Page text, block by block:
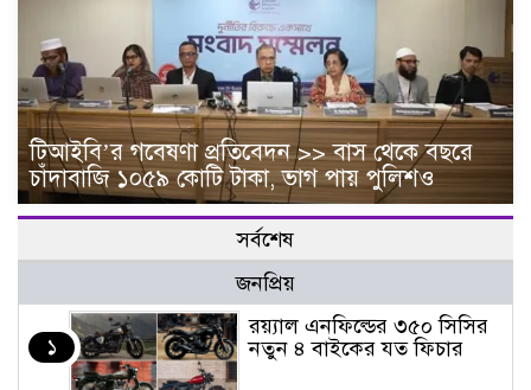
টিআইবি’র গবেষণা প্রতিবেদন >> বাস থেকে বছরে
চাঁদাবা‌জি ১০৫৯ কোটি টাকা, ভাগ পায় পুলিশও
সর্বশেষ
জনপ্রিয়
১
র‌য়্যাল এনফিল্ডের ৩৫০ সিসির
নতুন ৪ বাইকের যত ফিচার